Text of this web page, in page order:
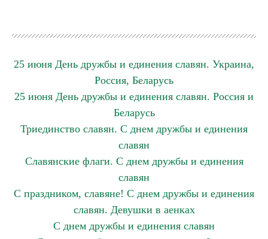
25 июня День дружбы и единения славян. Украина,
Россия, Беларусь
25 июня День дружбы и единения славян. Россия и
Беларусь
Триединство славян. С днем дружбы и единения
славян
Славянские флаги. С днем дружбы и единения
славян
С праздником, славяне! С днем дружбы и единения
славян. Девушки в аенках
С днем дружбы и единения славян